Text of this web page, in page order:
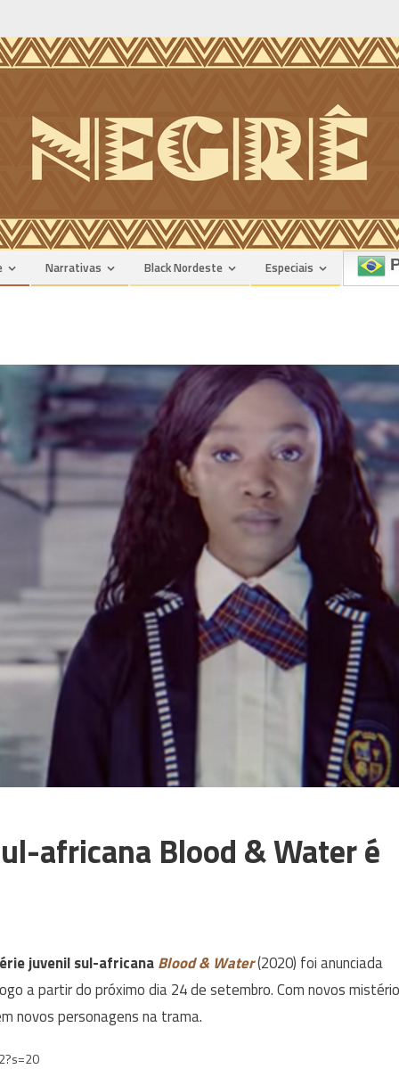
Narrativas Black Nordeste Especiais
africana Blood & Water é
juvenil sul-africanaBlood & Water(2020) foi anunciada
a partir do próximo dia 24 de setembro. Com novos
novos personagens na trama.